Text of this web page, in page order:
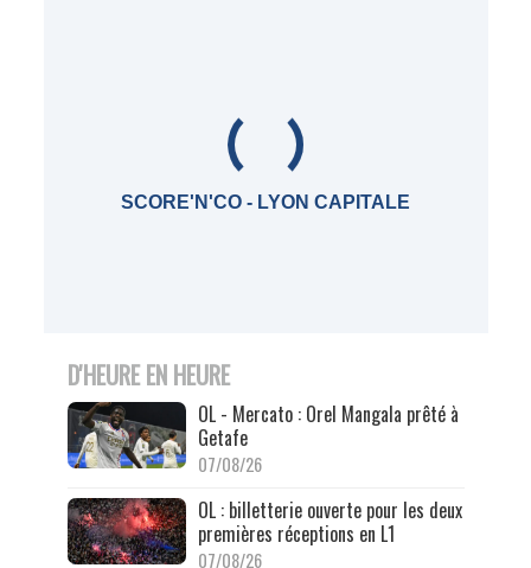
SCORE'N'CO - LYON CAPITALE
D'HEURE EN HEURE
OL - Mercato : Orel Mangala prêté à
Getafe
07/08/26
OL : billetterie ouverte pour les deux
premières réceptions en L1
07/08/26